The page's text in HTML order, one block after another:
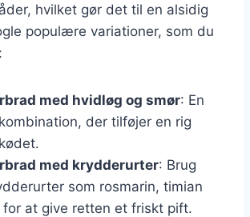
hvilket gør det til en alsidig
populære variationer, som du
med hvidløg og smør: En
der tilføjer en rig
med krydderurter: Brug
som rosmarin, timian
for at give retten et friskt pift.